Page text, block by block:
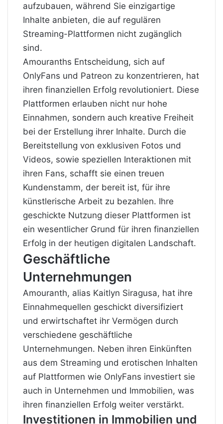
aufzubauen, während Sie einzigartige
Inhalte anbieten, die auf regulären
Streaming-Plattformen nicht zugänglich
sind.
Amouranths Entscheidung, sich auf
OnlyFans und Patreon zu konzentrieren, hat
ihren finanziellen Erfolg revolutioniert. Diese
Plattformen erlauben nicht nur hohe
Einnahmen, sondern auch kreative Freiheit
bei der Erstellung ihrer Inhalte. Durch die
Bereitstellung von exklusiven Fotos und
Videos, sowie speziellen Interaktionen mit
ihren Fans, schafft sie einen treuen
Kundenstamm, der bereit ist, für ihre
künstlerische Arbeit zu bezahlen. Ihre
geschickte Nutzung dieser Plattformen ist
ein wesentlicher Grund für ihren finanziellen
Erfolg in der heutigen digitalen Landschaft.
Geschäftliche
Unternehmungen
Amouranth, alias Kaitlyn Siragusa, hat ihre
Einnahmequellen geschickt diversifiziert
und erwirtschaftet ihr Vermögen durch
verschiedene geschäftliche
Unternehmungen. Neben ihren Einkünften
aus dem Streaming und erotischen Inhalten
auf Plattformen wie OnlyFans investiert sie
auch in Unternehmen und Immobilien, was
ihren finanziellen Erfolg weiter verstärkt.
Investitionen in Immobilien und